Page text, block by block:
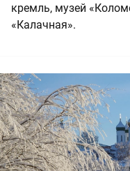
кремль, музей
«Калачная».